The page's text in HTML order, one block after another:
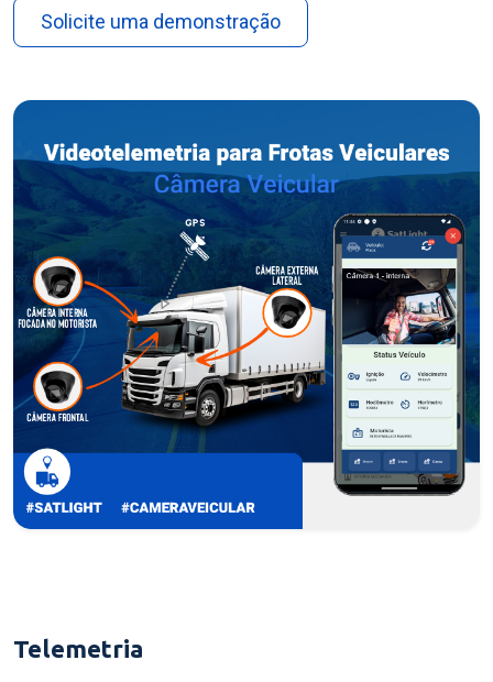
Solicite uma demonstração
Telemetria